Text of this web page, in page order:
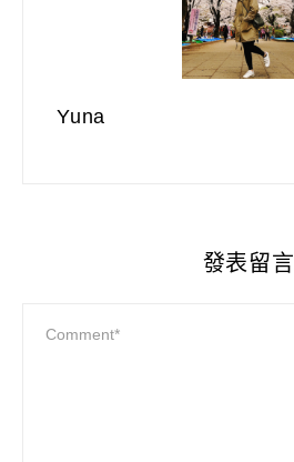
Yuna
發表留言